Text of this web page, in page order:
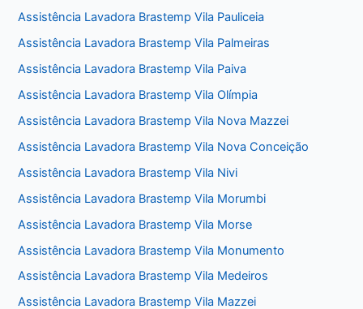
Assistência Lavadora Brastemp Vila Pauliceia
Assistência Lavadora Brastemp Vila Palmeiras
Assistência Lavadora Brastemp Vila Paiva
Assistência Lavadora Brastemp Vila Olímpia
Assistência Lavadora Brastemp Vila Nova Mazzei
Assistência Lavadora Brastemp Vila Nova Conceição
Assistência Lavadora Brastemp Vila Nivi
Assistência Lavadora Brastemp Vila Morumbi
Assistência Lavadora Brastemp Vila Morse
Assistência Lavadora Brastemp Vila Monumento
Assistência Lavadora Brastemp Vila Medeiros
Assistência Lavadora Brastemp Vila Mazzei